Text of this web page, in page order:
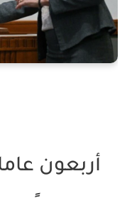
أربعون